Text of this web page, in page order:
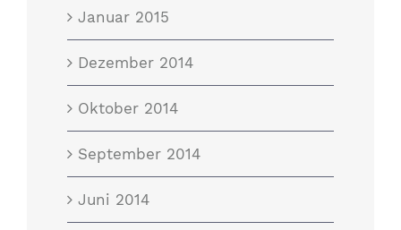
Januar 2015
Dezember 2014
Oktober 2014
September 2014
Juni 2014